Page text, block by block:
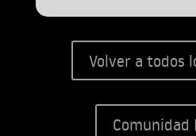
Volver a todos
Comunidad